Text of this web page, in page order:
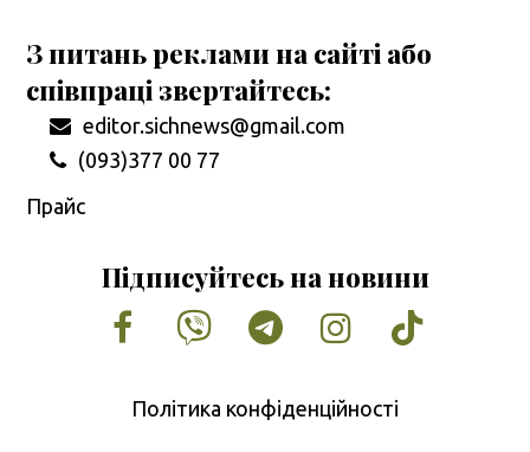
З питань реклами на сайті або
співпраці звертайтесь:
editor.sichnews@gmail.com
(093)377 00 77
Прайс
Підписуйтесь на новини
Facebook
VimeoTumblrInstagram
Tiktok
Політика конфіденційності